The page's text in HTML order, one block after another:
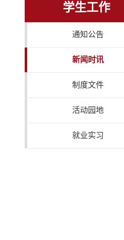
学生工作
通知公告
新闻时讯
制度文件
活动园地
就业实习